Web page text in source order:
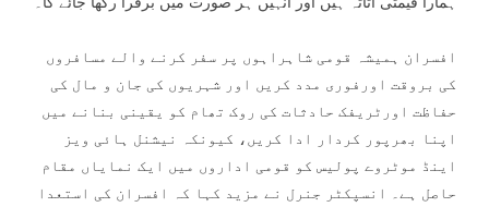
افسران ہمیشہ قومی شاہراہوں پر سفر کرنے والے مسافروں
کی بروقت اورفوری مدد کریں اور شہریوں کی جان و مال کی
حفاظت اورٹریفک حادثات کی روک تھام کو یقینی بنانے میں
اپنا بھرپور کردار ادا کریں، کیونکہ نیشنل ہائی ویز
اینڈ موٹروے پولیس کو قومی اداروں میں ایک نمایاں مقام
حاصل ہے۔ انسپکٹر جنرل نے مزید کہا کہ افسران کی استعدا